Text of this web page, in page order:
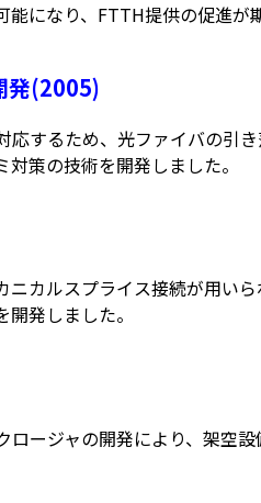
になり、FTTH提供の促進が
発(2005)
するため、光ファイバの引き
策の技術を開発しました。
カルスプライス接続が用い
発しました。
ージャの開発により、架空